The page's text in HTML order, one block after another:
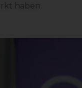
haben.